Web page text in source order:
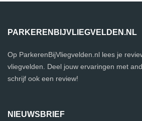
PARKERENBIJVLIEGVELDEN.NL
Op ParkerenBijVliegvelden.nl lees je
vliegvelden. Deel jouw ervaringen met
schrijf ook een review!
NIEUWSBRIEF